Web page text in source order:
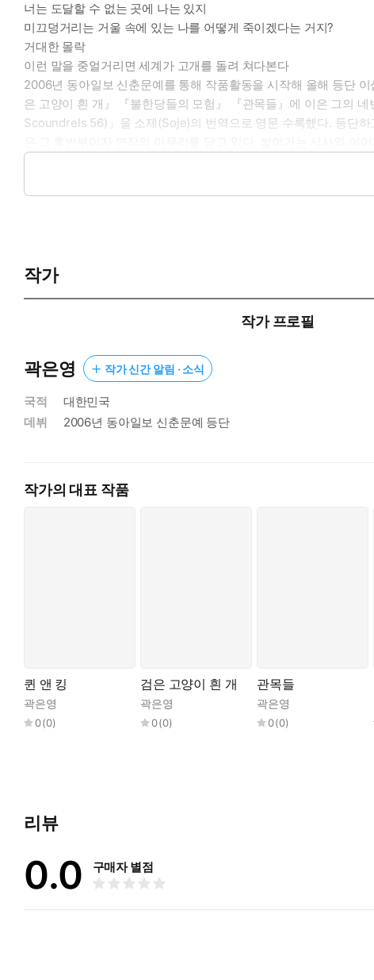
너는 도달할 수 없는 곳에 나는 있지
미끄덩거리는 거울 속에 있는 나를 어떻게 죽이겠다는 거지?
거대한 몰락
이런 말을 중얼거리면 세계가 고개를 돌려 쳐다본다
2006년 동아일보 신춘문예를 통해 작품활동을 시작해 올해 등단
은 고양이 흰 개』 『불한당들의 모험』 『관목들』에 이은 그의
Scoundrels 56)」을 소제(Soje)의 번역으로 영문 수록했다. 등단
‘The Fool’이 ‘Queen과 King’에 이르기까지의 과정을 담는다. “
기 위해 돛을 완전히 걷어 올렸다. “세계를 이해할 수 없는데 거대
“운명의 몽둥이를 들고 쫓아오는 광대”에게 묻는다. 저기 슬프게
스러운 왕관」), 천년을 지어도 불완전한 도시에서 “서로에게 결핍
재가 되”고 “겨울비는 뜨거운 여름을 끌어”온다. 그렇게 다시 출
피 거절과 결핍은 생의 기본값”(「63」)이기에 “그렇게 구멍이
다”(「사랑은 모두 제각각이고」)고, “너를 몰랐기 때문에/나를
사랑」) “그립다”고 말할 수 있다는 것. “그립다는 말 한마디가 저
또르르 매달”린 창가에서 아직 오지 않은 “신성한 시간”을 기다리
았”고 “너와 나의 피가 담긴 마지막 해독은 너의 묘비에 뿌렸”다. “
언제 떠날지 불안함을 남긴 채 초라하게 지금을 뽐내고
머지않아 고독하게 죽을 것이다.
우리가 그렇게 되길 원하기 때문이다.
작가
작가 프로필
곽은영 작가 신간 알림 · 소식
국적
대한민국
데뷔
2006년 동아일보 신춘문예 등단
작가의 대표 작품
퀸 앤 킹
곽은영
0(0)
검은 고양이 흰 개
곽은영
0(0)
관목들
곽은영
0(0)
리뷰
0.0 구매자 별점